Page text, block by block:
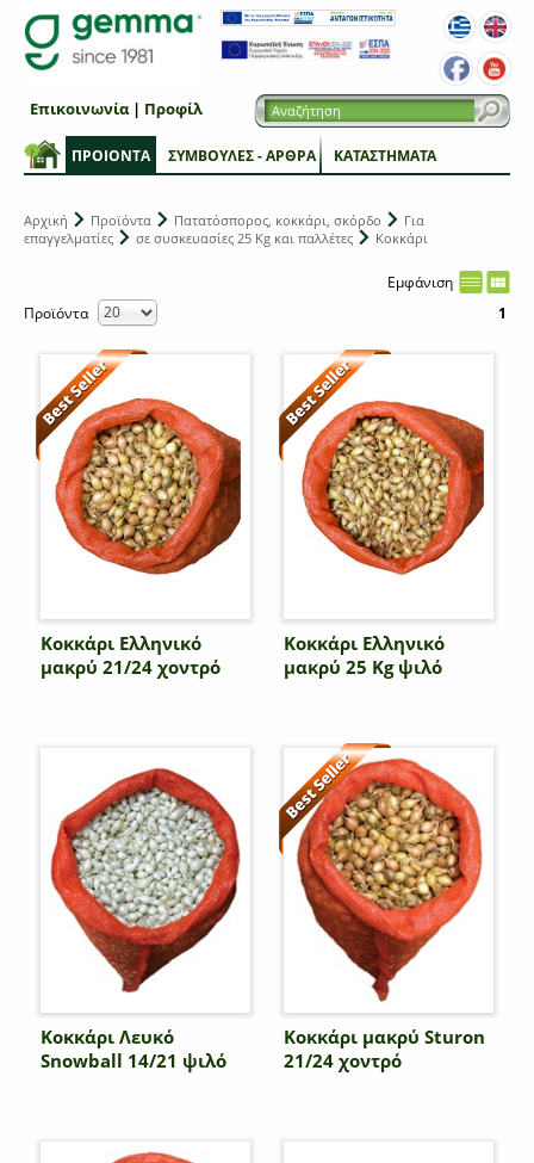
ΠΡΟΙΟΝΤΑ ΣΥΜΒΟΥΛΕΣ - ΑΡΘΡΑ ΚΑΤΑΣΤΗΜΑΤΑ
Επικοινωνία| Προφίλ
Αρχική Προϊόντα Πατατόσπορος, κοκκάρι, σκόρδο
Για
επαγγελματίες
σε συσκευασίες 25 Kg και παλλέτες Κοκκάρι
Εμφάνιση
Προϊόντα
1
Κοκκάρι Ελληνικό
μακρύ 21/24 χοντρό
Κοκκάρι Ελληνικό
μακρύ 25 Kg ψιλό
Κοκκάρι Λευκό
Snowball 14/21 ψιλό
Κοκκάρι μακρύ Sturon
21/24 χοντρό